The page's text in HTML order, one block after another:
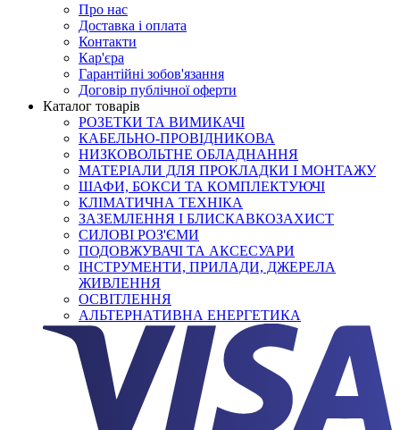
Про нас
Доставка і оплата
Контакти
Кар'єра
Гарантійні зобов'язання
Договір публічної оферти
Каталог товарів
РОЗЕТКИ ТА ВИМИКАЧІ
КАБЕЛЬНО-ПРОВІДНИКОВА
НИЗКОВОЛЬТНЕ ОБЛАДНАННЯ
МАТЕРІАЛИ ДЛЯ ПРОКЛАДКИ І МОНТАЖУ
ШАФИ, БОКСИ ТА КОМПЛЕКТУЮЧІ
КЛІМАТИЧНА ТЕХНІКА
ЗАЗЕМЛЕННЯ І БЛИСКАВКОЗАХИСТ
СИЛОВІ РОЗ'ЄМИ
ПОДОВЖУВАЧІ ТА АКСЕСУАРИ
ІНСТРУМЕНТИ, ПРИЛАДИ, ДЖЕРЕЛА
ЖИВЛЕННЯ
ОСВІТЛЕННЯ
АЛЬТЕРНАТИВНА ЕНЕРГЕТИКА